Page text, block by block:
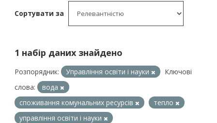
Сортувати за
1 набір даних знайдено
Розпорядник: Управління освіти і науки
Ключові
слова:
вода
споживання комунальних ресурсів
тепло
управління освіти і науки